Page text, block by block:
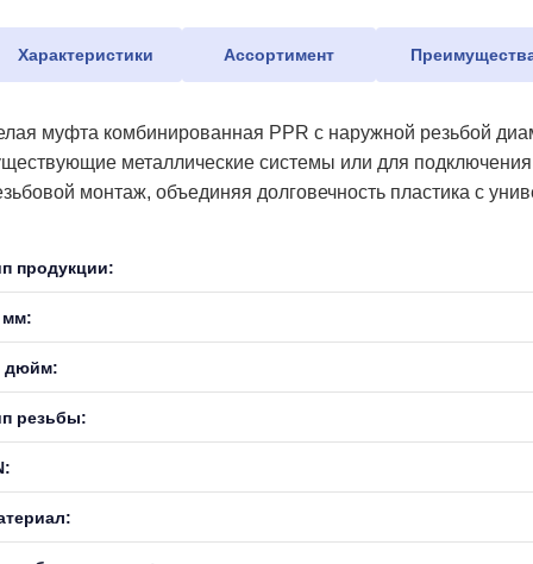
Характеристики Ассортимент
муфта комбинированная PPR с наружной резьбой
металлические системы или для
монтаж, объединяя долговечность пластика с
продукции:
мм:
дюйм:
резьбы: